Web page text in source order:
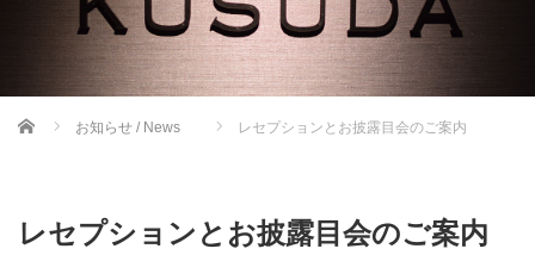
Home お知らせ / News レセプションとお披露目会のご案内
レセプションとお披露目会のご案内